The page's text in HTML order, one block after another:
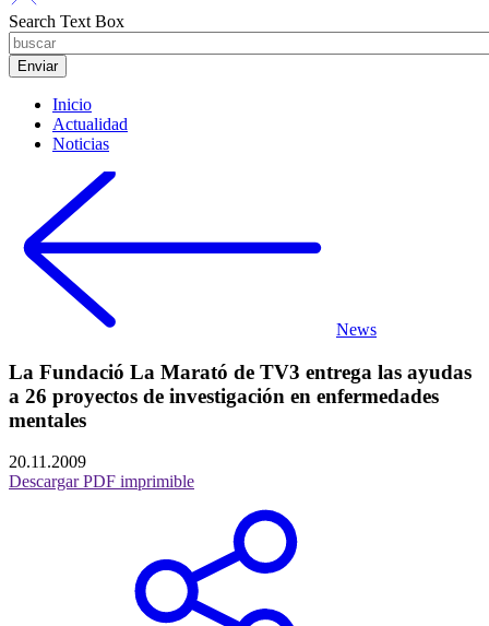
Search Text Box
Inicio
Actualidad
Noticias
News
La Fundació La Marató de TV3 entrega las ayudas
a 26 proyectos de investigación en enfermedades
mentales
20.11.2009
Descargar PDF imprimible